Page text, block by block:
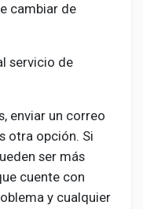
cambiar de
servicio de
enviar un correo
otra opción. Si
ser más
cuente con
y cualquier